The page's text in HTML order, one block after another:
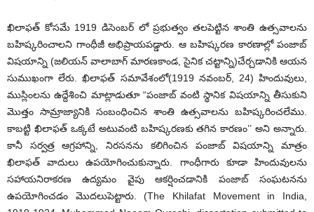
ఖిలాఫత్ కోసమే 1919 డిసెంబర్ లో ప్రభుత్వం తలపెట్టిన శాంతి ఉత్సవాలను
బహిష్కరించాలని గాంధీజీ అభిప్రాయపడ్డారు. ఆ బహిష్కరణ కారణాల్లో పంజాబ్
విషయాన్ని (జలియన్ వాలాబాగ్ మారణకాండ, సైనిక చట్టాన్ని)చేర్చడానికి ఆయన
సుముఖంగా లేరు. ఖిలాఫత్ సమావేశంలో(1919 నవంబర్, 24) హిందువులు,
ముస్లింలను ఉద్దేశించి మాట్లాడుతూ “పంజాబ్ వంటి స్థానిక విషయాన్ని తీసుకుని
మొత్తం సామ్రాజ్యానికి సంబంధించిన శాంతి ఉత్సవాలను బహిష్కరించలేము.
కాబట్టి ఖిలాఫత్ ఒక్కటే అటువంటి బహిష్కరణకు తగిన కారణం’’ అని అన్నారు.
కానీ సర్వత్ర ఆగ్రహాన్ని, నిరసనను కలిగించిన పంజాబ్ విషయాన్ని మాత్రం
ఖిలాఫత్ వాదులు ఉపయోగించుకున్నారు. గాంధీగారు కూడా హిందువులను
సహాయనిరాకరణ ఉద్యమం వైపు ఆకర్షించడానికి పంజాబ్ సంఘటనను
ఉపయోగించడం మొదలుపెట్టారు. (The Khilafat Movement in India,